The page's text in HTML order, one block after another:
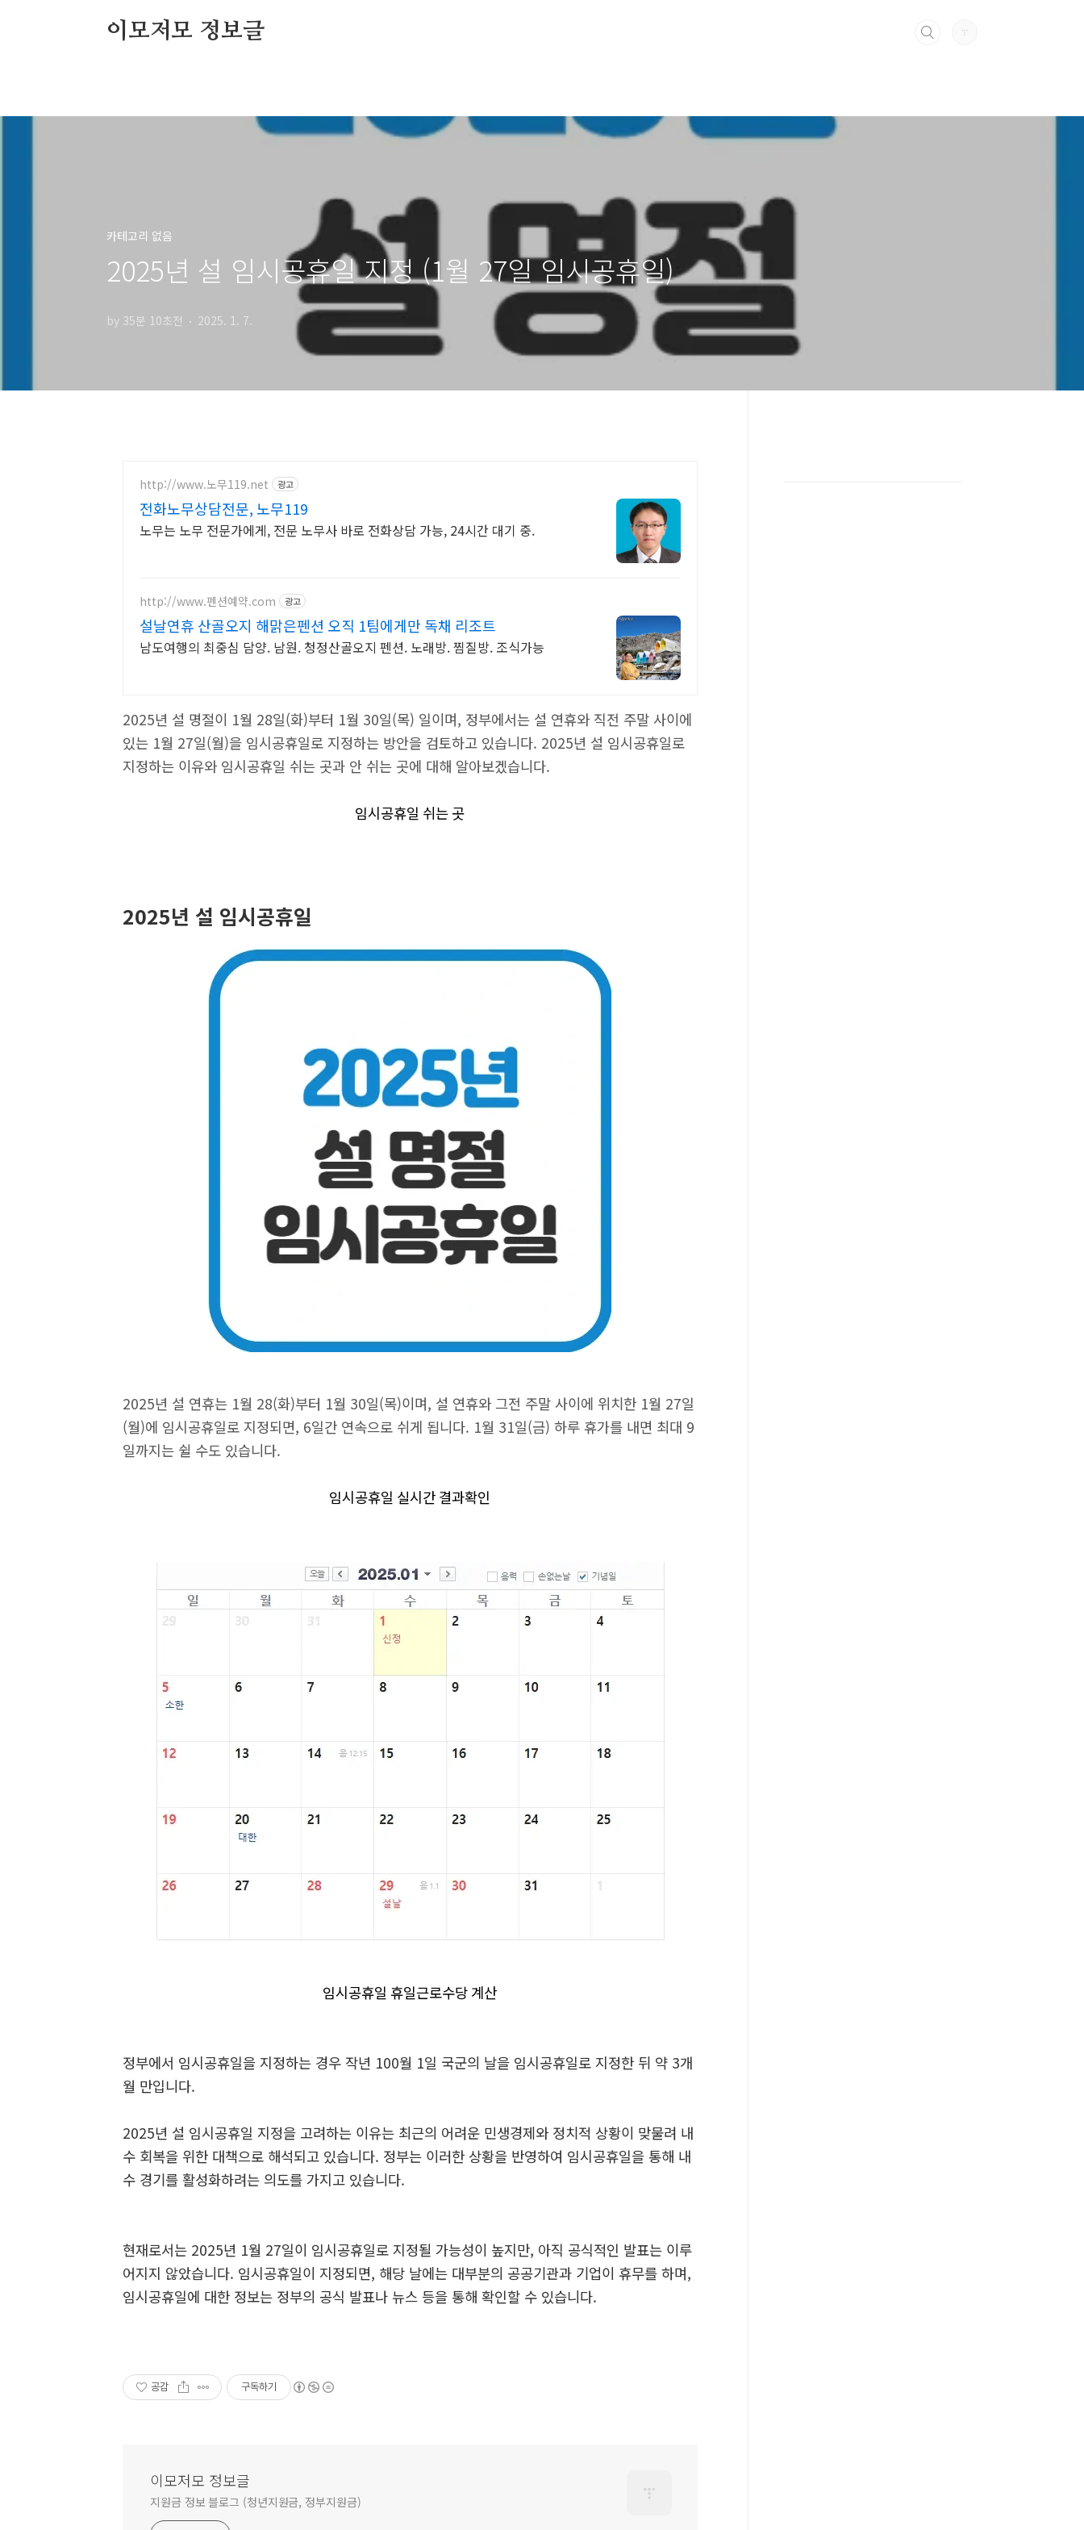
이모저모 정보글
카테고리 없음
2025년 설 임시공휴일 지정 (1월 27일 임시공휴일)
by 35분 10초전 2025. 1. 7.
http://www.노무119.net 광고
전화노무상담전문, 노무119
노무는 노무 전문가에게, 전문 노무사 바로 전화상담 가능, 24시간 대기 중.
http://www.펜션예약.com 광고
설날연휴 산골오지 해맑은펜션 오직 1팀에게만 독채 리조트
남도여행의 최중심 담양. 남원. 청정산골오지 펜션. 노래방. 찜질방. 조식가능
2025년 설 명절이 1월 28일(화)부터 1월 30일(목) 일이며, 정부에서는 설 연휴와 직전 주말 사이에
있는 1월 27일(월)을 임시공휴일로 지정하는 방안을 검토하고 있습니다. 2025년 설 임시공휴일로
지정하는 이유와 임시공휴일 쉬는 곳과 안 쉬는 곳에 대해 알아보겠습니다.
임시공휴일 쉬는 곳
2025년 설 임시공휴일
2025년 설 연휴는 1월 28(화)부터 1월 30일(목)이며, 설 연휴와 그전 주말 사이에 위치한 1월 27일
(월)에 임시공휴일로 지정되면, 6일간 연속으로 쉬게 됩니다. 1월 31일(금) 하루 휴가를 내면 최대 9
일까지는 쉴 수도 있습니다.
임시공휴일 실시간 결과확인
임시공휴일 휴일근로수당 계산
정부에서 임시공휴일을 지정하는 경우 작년 100월 1일 국군의 날을 임시공휴일로 지정한 뒤 약 3개
월 만입니다.
2025년 설 임시공휴일 지정을 고려하는 이유는 최근의 어려운 민생경제와 정치적 상황이 맞물려 내
수 회복을 위한 대책으로 해석되고 있습니다. 정부는 이러한 상황을 반영하여 임시공휴일을 통해 내
수 경기를 활성화하려는 의도를 가지고 있습니다.
현재로서는 2025년 1월 27일이 임시공휴일로 지정될 가능성이 높지만, 아직 공식적인 발표는 이루
어지지 않았습니다. 임시공휴일이 지정되면, 해당 날에는 대부분의 공공기관과 기업이 휴무를 하며,
임시공휴일에 대한 정보는 정부의 공식 발표나 뉴스 등을 통해 확인할 수 있습니다.
공감 구독하기
이모저모 정보글
지원금 정보 블로그 (청년지원금, 정부지원금)